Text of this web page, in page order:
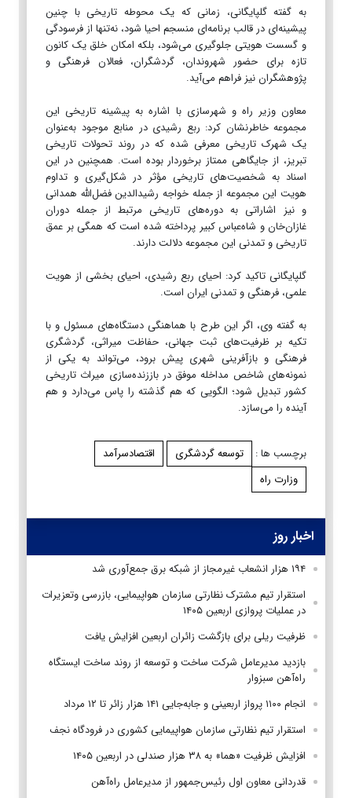
به گفته گلپایگانی، زمانی که یک محوطه تاریخی با چنین
پیشینه‌ای در قالب برنامه‌ای منسجم احیا شود، نه‌تنها از فرسودگی
و گسست هویتی جلوگیری می‌شود، بلکه امکان خلق یک کانون
تازه برای حضور شهروندان، گردشگران، فعالان فرهنگی و
پژوهشگران نیز فراهم می‌آید.
معاون وزیر راه و شهرسازی با اشاره به پیشینه تاریخی این
مجموعه خاطرنشان کرد: ربع رشیدی در منابع موجود به‌عنوان
یک شهرک تاریخی معرفی شده که در روند تحولات تاریخی
تبریز، از جایگاهی ممتاز برخوردار بوده است. همچنین در این
اسناد به شخصیت‌های تاریخی مؤثر در شکل‌گیری و تداوم
هویت این مجموعه از جمله خواجه رشیدالدین فضل‌الله همدانی
و نیز اشاراتی به دوره‌های تاریخی مرتبط از جمله دوران
غازان‌خان و شاه‌عباس کبیر پرداخته شده است که همگی بر عمق
تاریخی و تمدنی این مجموعه دلالت دارند.
گلپایگانی تاکید کرد: احیای ربع رشیدی، احیای بخشی از هویت
علمی، فرهنگی و تمدنی ایران است.
به گفته وی، اگر این طرح با هماهنگی دستگاه‌های مسئول و با
تکیه بر ظرفیت‌های ثبت جهانی، حفاظت میراثی، گردشگری
فرهنگی و بازآفرینی شهری پیش برود، می‌تواند به یکی از
نمونه‌های شاخص مداخله موفق در باززنده‌سازی میراث تاریخی
کشور تبدیل شود؛ الگویی که هم گذشته را پاس می‌دارد و هم
آینده را می‌سازد.
برچسب ها : توسعه گردشگری
اقتصادسرآمد
وزارت راه
اخبار روز
۱۹۴ هزار انشعاب غیرمجاز از شبکه برق جمع‌آوری شد
استقرار تیم مشترک نظارتی سازمان هواپیمایی، بازرسی وتعزیرات
در عملیات پروازی اربعین ۱۴۰۵
ظرفیت ریلی برای بازگشت زائران اربعین افزایش یافت
بازدید مدیرعامل شرکت ساخت و توسعه از روند ساخت ایستگاه
راه‌آهن سبزوار
انجام ۱۱۰۰ پرواز اربعینی و جابه‌جایی ۱۴۱ هزار زائر تا ۱۲ مرداد
استقرار تیم‌ نظارتی سازمان هواپیمایی کشوری در فرودگاه نجف
افزایش ظرفیت «هما» به ۳۸ هزار صندلی در اربعین ۱۴۰۵
قدردانی معاون اول رئیس‌جمهور از مدیرعامل راه‌آهن